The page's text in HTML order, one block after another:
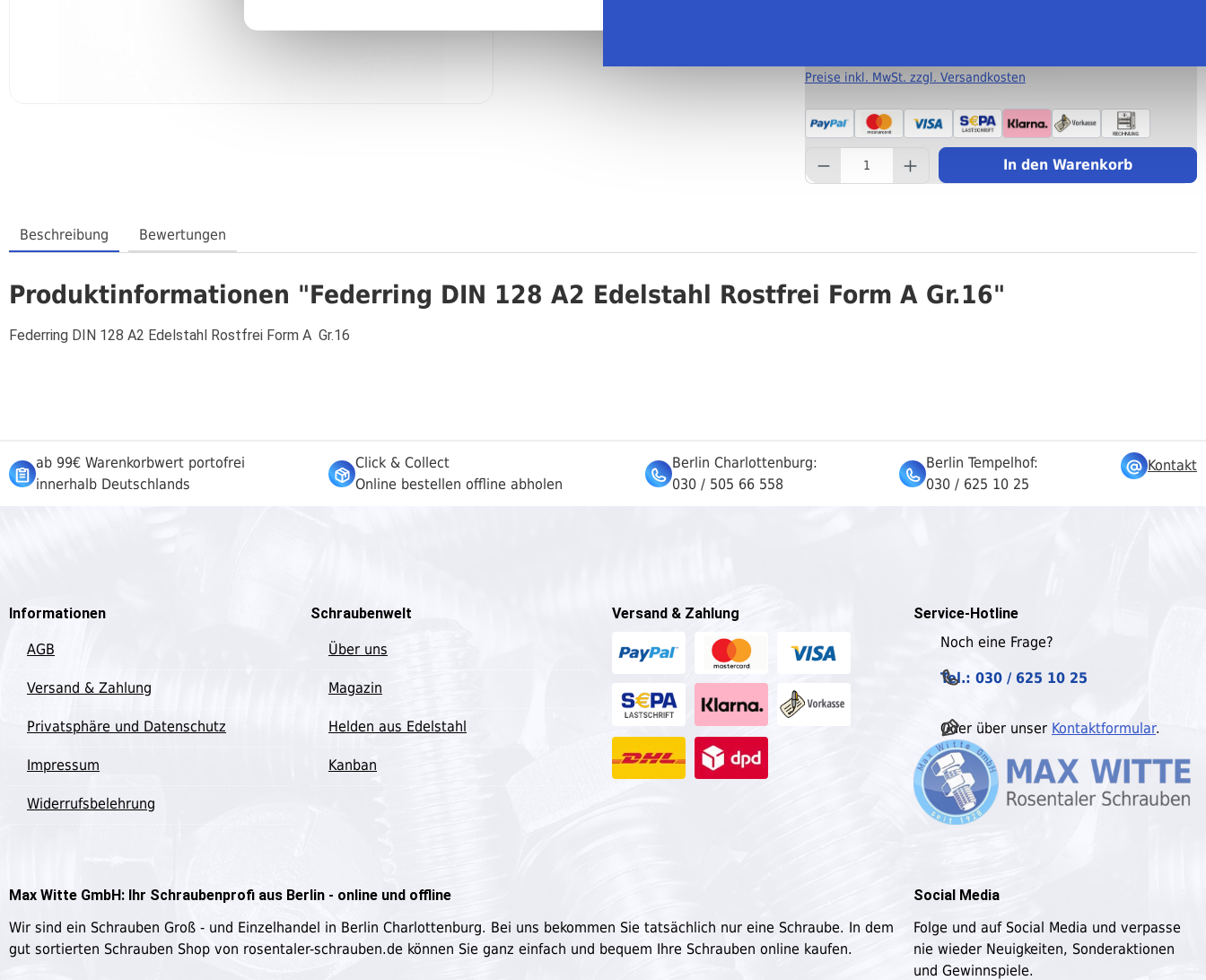
Preise inkl. MwSt. zzgl. Versandkosten
In den Warenkorb
Beschreibung Bewertungen
Produktinformationen "Federring DIN 128 A2 Edelstahl Rostfrei Form A Gr.16"
Federring DIN 128 A2 Edelstahl Rostfrei Form A Gr.16
ab 99€ Warenkorbwert portofrei
innerhalb Deutschlands
Click & Collect
Online bestellen offline abholen
Berlin Charlottenburg:
030 / 505 66 558
Berlin Tempelhof:
030 / 625 10 25
Kontakt
Informationen
AGB
Versand & Zahlung
Privatsphäre und Datenschutz
Impressum
Widerrufsbelehrung
Schraubenwelt
Über uns
Magazin
Helden aus Edelstahl
Kanban
Versand & Zahlung
Service-Hotline
Noch eine Frage?
Tel.: 030 / 625 10 25
Oder über unser Kontaktformular.
Max Witte GmbH: Ihr Schraubenprofi aus Berlin - online und offline
Wir sind ein Schrauben Groß - und Einzelhandel in Berlin Charlottenburg. Bei uns bekommen Sie tatsächlich nur eine Schraube. In dem
gut sortierten Schrauben Shop von rosentaler-schrauben.de können Sie ganz einfach und bequem Ihre Schrauben online kaufen.
Social Media
Folge und auf Social Media und verpasse
nie wieder Neuigkeiten, Sonderaktionen
und Gewinnspiele.